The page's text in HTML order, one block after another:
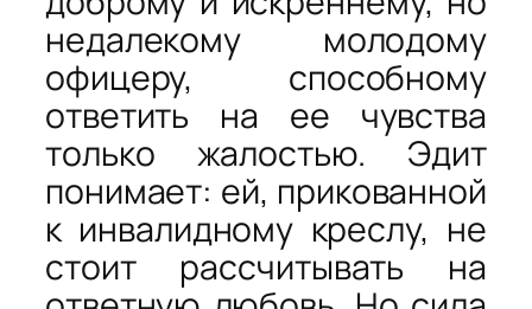
недалекому молодому
офицеру, способному
ответить на ее чувства
только жалостью. Эдит
понимает: ей, прикованной
к инвалидному креслу, не
стоит рассчитывать на